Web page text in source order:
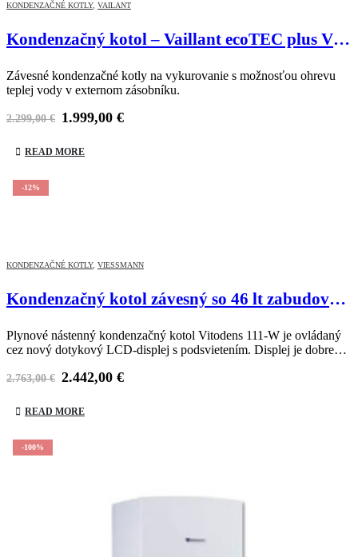
KONDENZAČNÉ KOTLY, VAILANT
Kondenzačný kotol – Vaillant ecoTEC plus VC 146/5-5
Závesné kondenzačné kotly na vykurovanie s možnosťou ohrevu
teplej vody v externom zásobníku.
2.299,00€ 1.999,00€
READ MORE
-12%
KONDENZAČNÉ KOTLY, VIESSMANN
Kondenzačný kotol závesný so 46 lt zabudovaným zásobníkom – Viessmann Vitodens 111-W náhradaB1LD017
Plynové nástenný kondenzačný kotol Vitodens 111-W je ovládaný
cez nový dotykový LCD-displej s podsvietením. Displej je dobre
2.763,00€ 2.442,00€
READ MORE
-100%